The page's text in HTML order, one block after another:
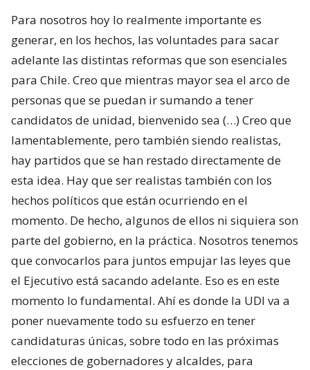
Para nosotros hoy lo realmente importante es
generar, en los hechos, las voluntades para sacar
adelante las distintas reformas que son esenciales
para Chile. Creo que mientras mayor sea el arco de
personas que se puedan ir sumando a tener
candidatos de unidad, bienvenido sea (…) Creo que
lamentablemente, pero también siendo realistas,
hay partidos que se han restado directamente de
esta idea. Hay que ser realistas también con los
hechos políticos que están ocurriendo en el
momento. De hecho, algunos de ellos ni siquiera son
parte del gobierno, en la práctica. Nosotros tenemos
que convocarlos para juntos empujar las leyes que
el Ejecutivo está sacando adelante. Eso es en este
momento lo fundamental. Ahí es donde la UDI va a
poner nuevamente todo su esfuerzo en tener
candidaturas únicas, sobre todo en las próximas
elecciones de gobernadores y alcaldes, para